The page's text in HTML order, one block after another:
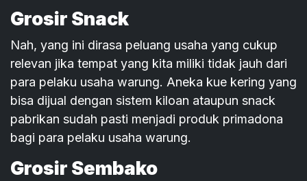
Grosir Snack
Nah, yang ini dirasa peluang usaha yang cukup
relevan jika tempat yang kita miliki tidak jauh dari
para pelaku usaha warung. Aneka kue kering yang
bisa dijual dengan sistem kiloan ataupun snack
pabrikan sudah pasti menjadi produk primadona
bagi para pelaku usaha warung.
Grosir Sembako